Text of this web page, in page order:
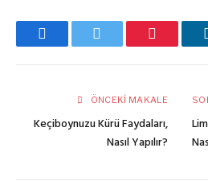
FacebookTwitter Pinterest
ÖNCEKI MAKALE
Keçiboynuzu Kürü Faydaları,
Nasıl Yapılır?